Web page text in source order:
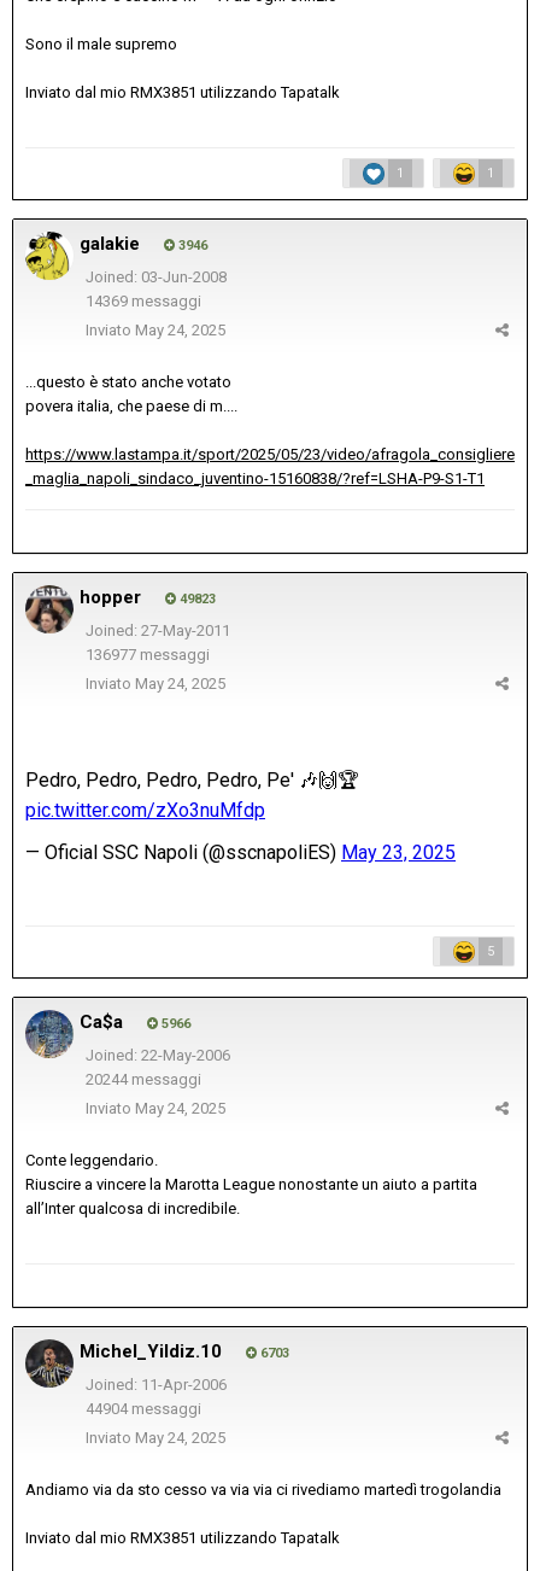
Sono il male supremo
Inviato dal mio RMX3851 utilizzando Tapatalk
1 1
galakie 3946
Joined: 03-Jun-2008
14369 messaggi
Inviato May 24, 2025
...questo è stato anche votato
povera italia, che paese di m....
https://www.lastampa.it/sport/2025/05/23/video/afragola_consigliere
_maglia_napoli_sindaco_juventino-15160838/?ref=LSHA-P9-S1-T1
hopper 49823
Joined: 27-May-2011
136977 messaggi
Inviato May 24, 2025
5
Ca$a 5966
Joined: 22-May-2006
20244 messaggi
Inviato May 24, 2025
Conte leggendario.
Riuscire a vincere la Marotta League nonostante un aiuto a partita
all’Inter qualcosa di incredibile.
Michel_Yildiz.10 6703
Joined: 11-Apr-2006
44904 messaggi
Inviato May 24, 2025
Andiamo via da sto cesso va via via ci rivediamo martedì trogolandia
Inviato dal mio RMX3851 utilizzando Tapatalk